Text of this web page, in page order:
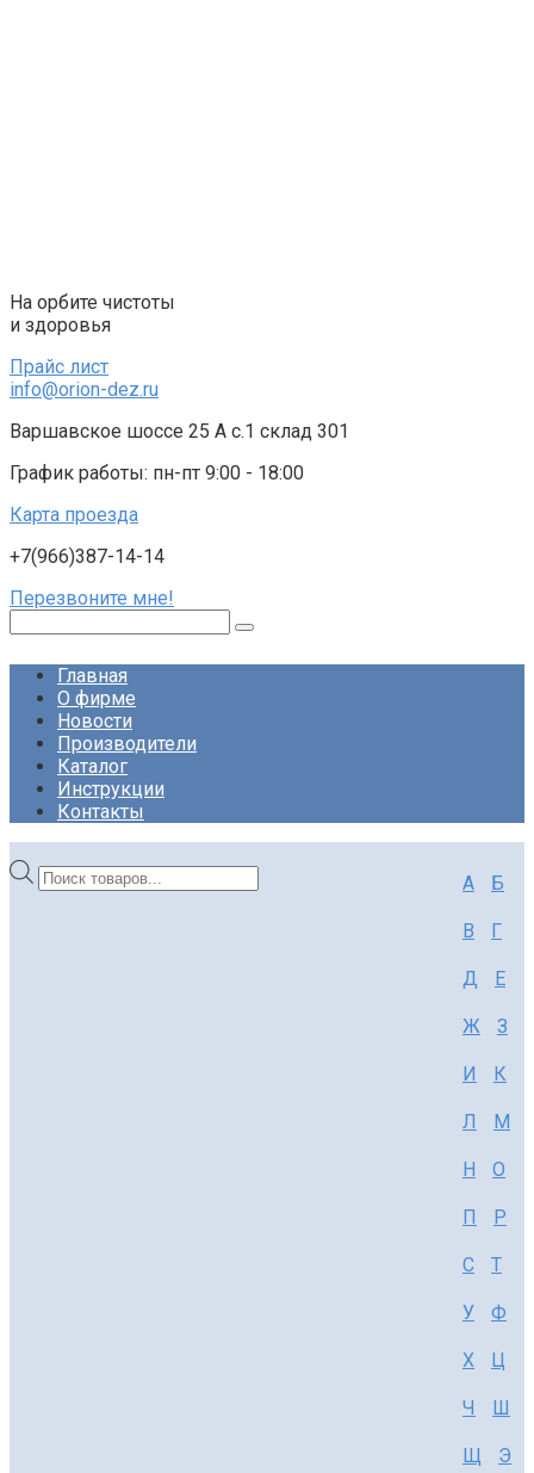
На орбите чистоты
и здоровья
Прайс лист
info@orion-dez.ru
Варшавское шоссе 25 А с.1 склад 301
График работы: пн-пт 9:00 - 18:00
Карта проезда
+7(966)387-14-14
Перезвоните мне!
Главная
О фирме
Новости
Производители
Каталог
Инструкции
Контакты
Поиск
товаров
А Б
В Г
Д Е
Ж З
И К
Л М
Н О
П Р
С Т
У Ф
Х Ц
Ч Ш
Щ Э